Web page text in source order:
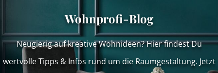
Wohnprofi-Blog
Neugierig auf kreative Wohnideen? Hier findest Du
wertvolle Tipps & Infos rund um die Raumgestaltung. Jetzt